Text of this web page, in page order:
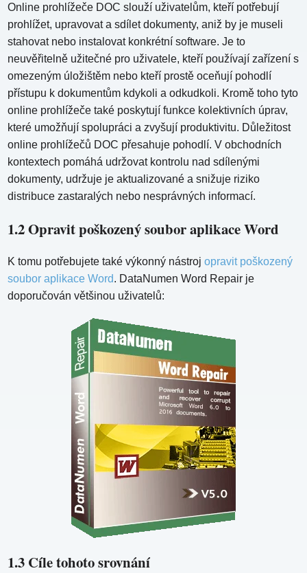
Online prohlížeče DOC slouží uživatelům, kteří potřebují
prohlížet, upravovat a sdílet dokumenty, aniž by je museli
stahovat nebo instalovat konkrétní software. Je to
neuvěřitelně užitečné pro uživatele, kteří používají zařízení s
omezeným úložištěm nebo kteří prostě oceňují pohodlí
přístupu k dokumentům kdykoli a odkudkoli. Kromě toho tyto
online prohlížeče také poskytují funkce kolektivních úprav,
které umožňují spolupráci a zvyšují produktivitu. Důležitost
online prohlížečů DOC přesahuje pohodlí. V obchodních
kontextech pomáhá udržovat kontrolu nad sdílenými
dokumenty, udržuje je aktualizované a snižuje riziko
distribuce zastaralých nebo nesprávných informací.
1.2 Opravit poškozený soubor aplikace Word
K tomu potřebujete také výkonný nástrojopravit poškozený
soubor aplikace Word. DataNumen Word Repair je
doporučován většinou uživatelů:
1.3 Cíle tohoto srovnání